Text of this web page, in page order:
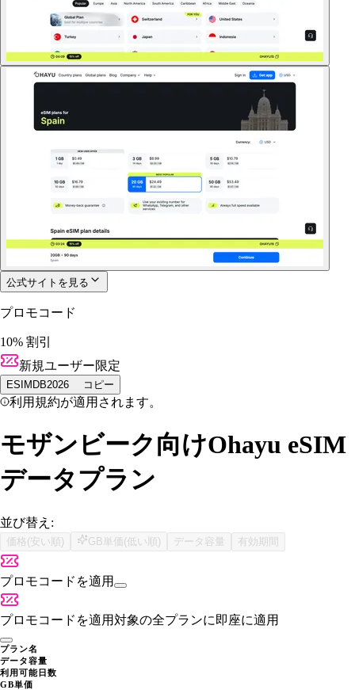
公式サイトを見る
プロモコード
10% 割引
新規ユーザー限定
ESIMDB2026 コピー
利用規約が適用されます。
モザンビーク向けOhayu eSIM
データプラン
並び替え:
価格(安い順) GB単価(低い順) データ容量 有効期間
プロモコードを適用
プロモコードを適用対象の全プランに即座に適用
プラン名
データ容量
利用可能日数
GB単価